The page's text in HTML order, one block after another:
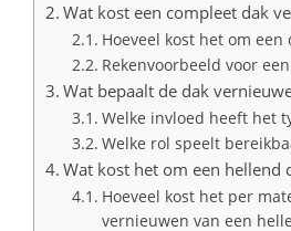
Wat kost een compleet dak
Hoeveel kost het om
Rekenvoorbeeld voor
Wat bepaalt de dak
Welke invloed heeft het
Welke rol speelt
Wat kost het om een hellend
Hoeveel kost het per
vernieuwen van een